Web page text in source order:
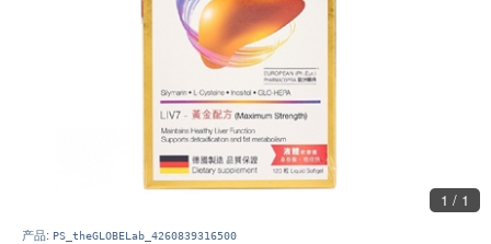
1 / 1
产品: PS_theGLOBELab_4260839316500